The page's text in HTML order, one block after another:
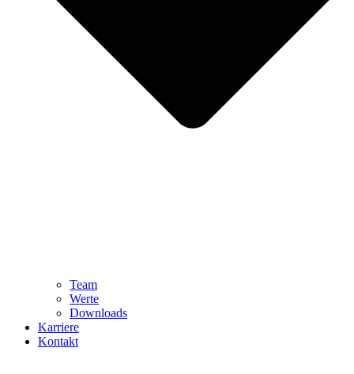
Team
Werte
Downloads
Karriere
Kontakt